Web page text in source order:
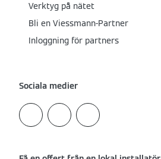
Verktyg på nätet
Bli en Viessmann-Partner
Inloggning för partners
Sociala medier